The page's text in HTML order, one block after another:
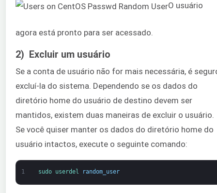
O usuário
agora está pronto para ser acessado.
2) Excluir um usuário
Se a conta de usuário não for mais necessária, é
excluí-la do sistema. Dependendo se os dados do
diretório home do usuário de destino devem ser
mantidos, existem duas maneiras de excluir o usuário.
Se você quiser manter os dados do diretório home do
usuário intactos, execute o seguinte comando:
1 sudo userdel random_user